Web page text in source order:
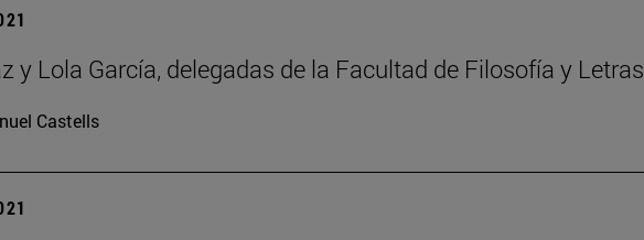
y Lola García, delegadas de la Facultad de Filosofía y Letras
Castells